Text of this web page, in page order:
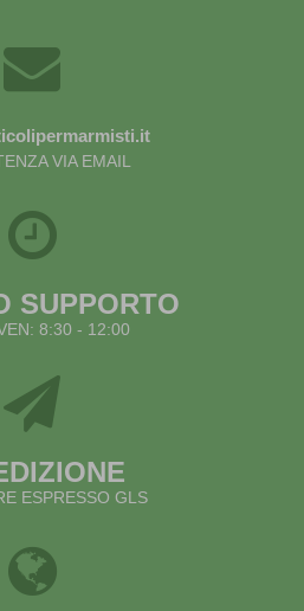
VIA EMAIL
SUPPORTO
8:30 - 12:00
ESPRESSO GLS